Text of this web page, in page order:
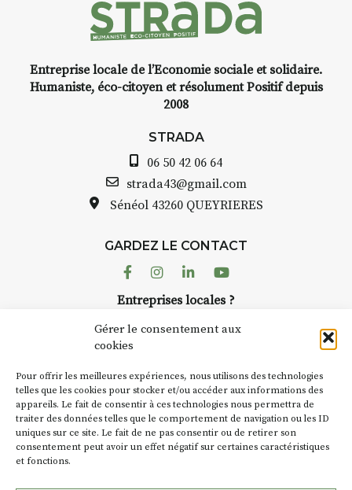
Gérer le consentement aux
cookies
Pour offrir les meilleures expériences, nous utilisons des technologies
telles que les cookies pour stocker et/ou accéder aux informations des
appareils. Le fait de consentir à ces technologies nous permettra de
traiter des données telles que le comportement de navigation ou les ID
uniques sur ce site. Le fait de ne pas consentir ou de retirer son
consentement peut avoir un effet négatif sur certaines caractéristiques
et fonctions.
Entreprise locale de l’Economie sociale et solidaire.
Humaniste, éco-citoyen et résolument Positif depuis
2008
STRADA
06 50 42 06 64
strada43@gmail.com
Sénéol 43260 QUEYRIERES
GARDEZ LE CONTACT
FacebookInstagram
LinkedinYoutube
Entreprises locales ?
Suivez toute l'actu de Strada